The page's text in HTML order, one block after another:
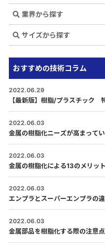
業界から探す
サイズから探す
おすすめの技術コラム
2022.06.29
【最新版】樹脂/プラスチック
2022.06.03
金属の樹脂化ニーズが高まって
2022.06.03
金属の樹脂化による13のメリッ
2022.06.03
エンプラとスーパーエンプラの
2022.06.03
金属部品を樹脂化する際の注意